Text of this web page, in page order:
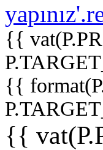
{{
{{
{{